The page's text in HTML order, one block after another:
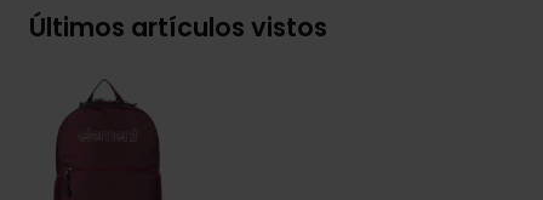
Últimos artículos vistos